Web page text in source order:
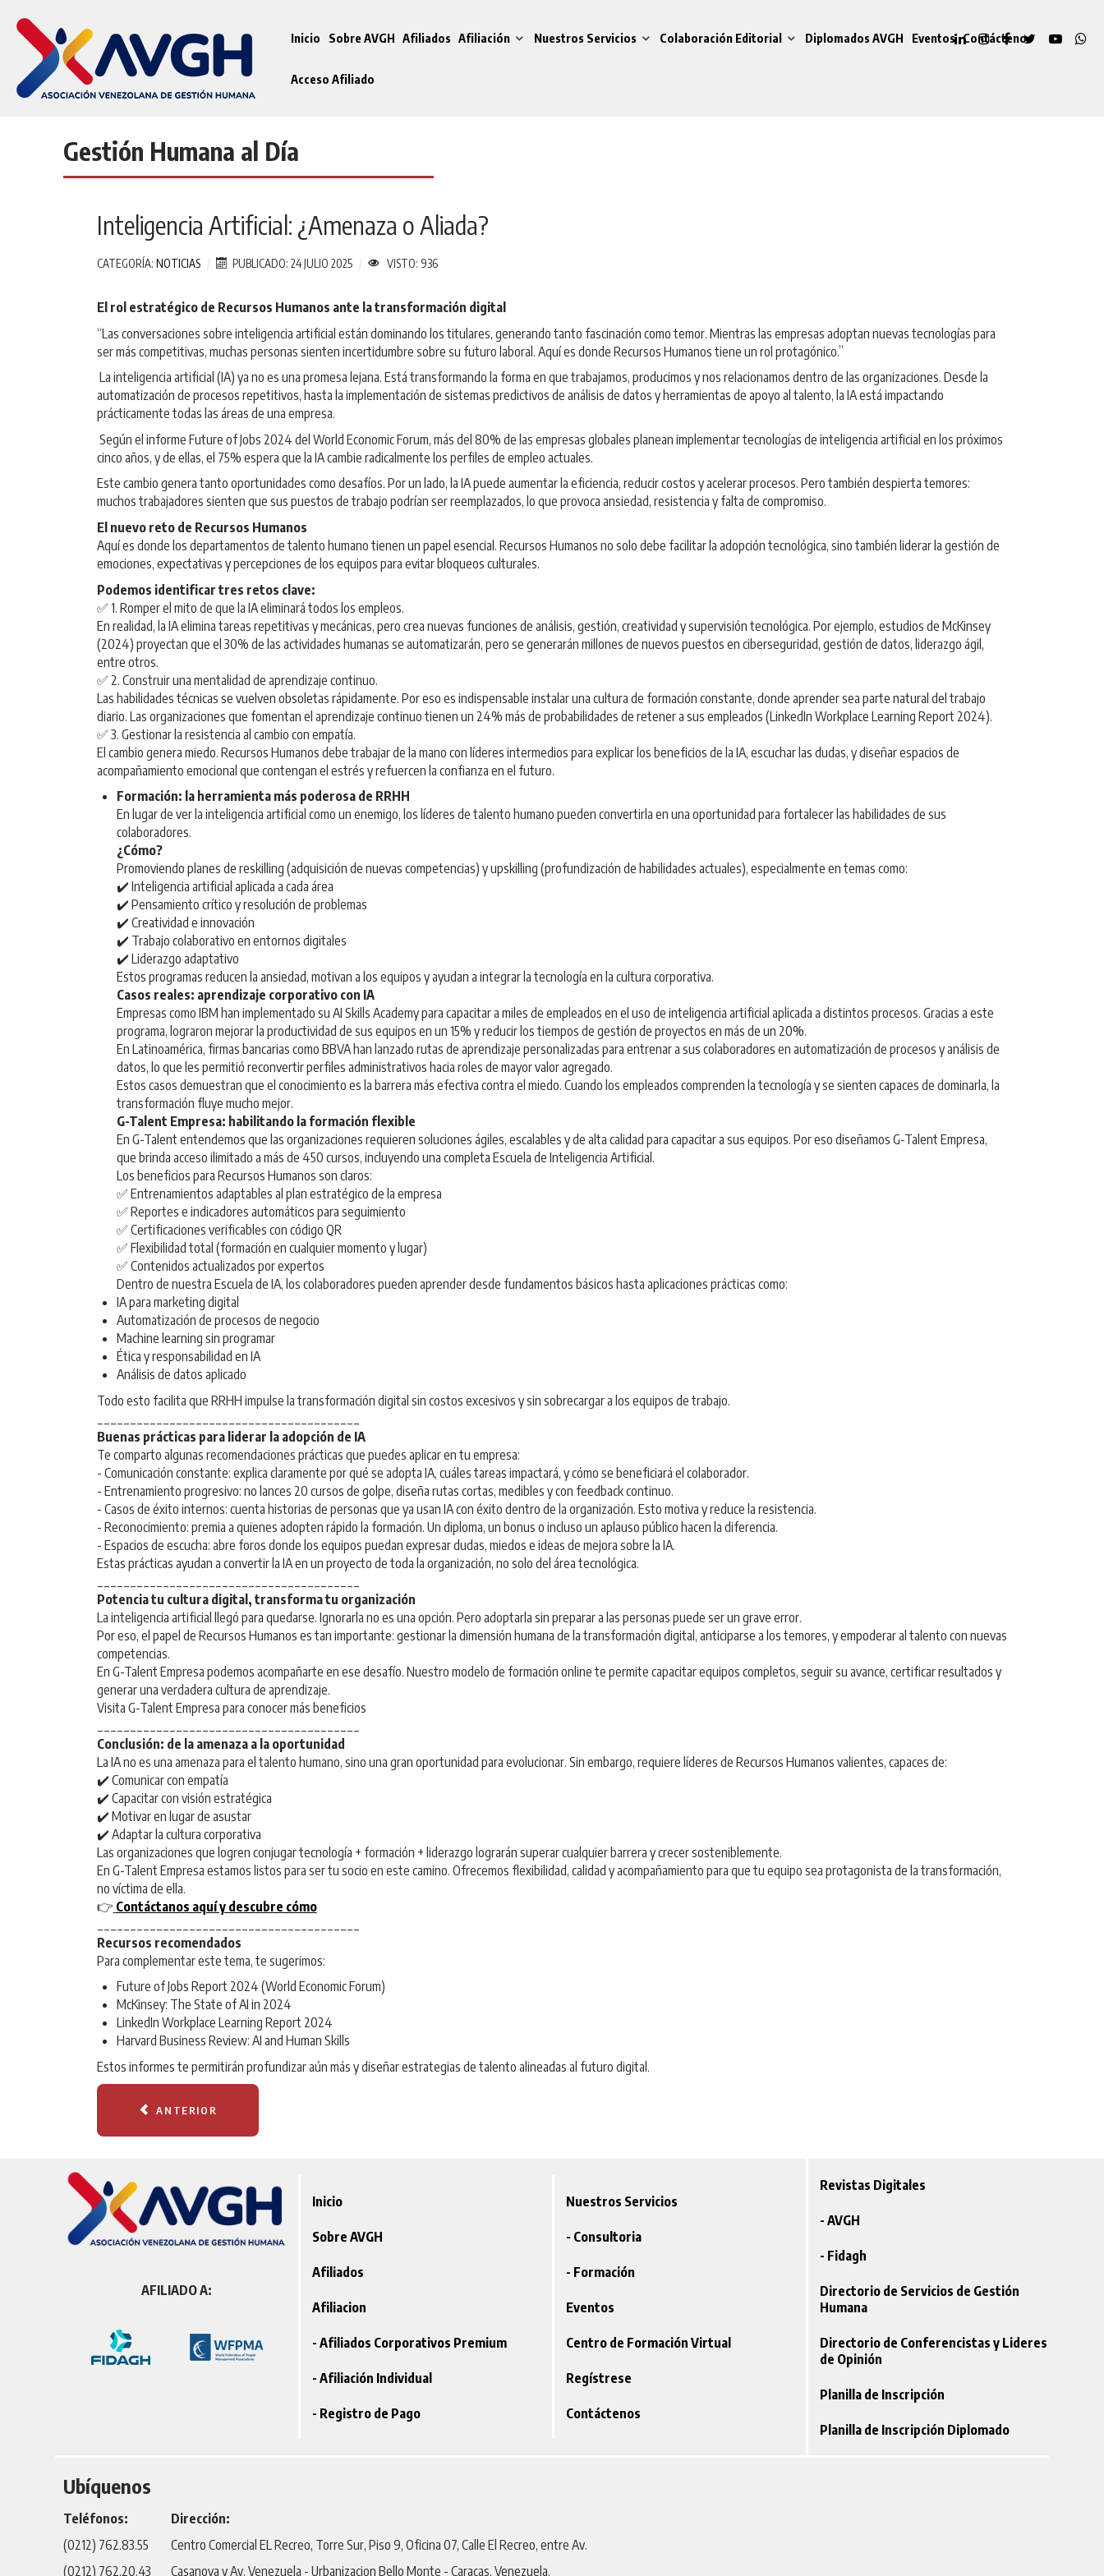
Inicio Sobre AVGH Afiliados Afiliación Nuestros Servicios Colaboración Editorial Diplomados AVGH Eventos Contáctenos
Acceso Afiliado
Gestión Humana al Día
Inteligencia Artificial: ¿Amenaza o Aliada?
CATEGORÍA: NOTICIAS PUBLICADO: 24 JULIO 2025 VISTO: 936
El rol estratégico de Recursos Humanos ante la transformación digital
“Las conversaciones sobre inteligencia artificial están dominando los titulares, generando tanto fascinación como temor. Mientras las empresas adoptan nuevas tecnologías para
ser más competitivas, muchas personas sienten incertidumbre sobre su futuro laboral. Aquí es donde Recursos Humanos tiene un rol protagónico.”
La inteligencia artificial (IA) ya no es una promesa lejana. Está transformando la forma en que trabajamos, producimos y nos relacionamos dentro de las organizaciones. Desde la
automatización de procesos repetitivos, hasta la implementación de sistemas predictivos de análisis de datos y herramientas de apoyo al talento, la IA está impactando
prácticamente todas las áreas de una empresa.
Según el informe Future of Jobs 2024 del World Economic Forum, más del 80% de las empresas globales planean implementar tecnologías de inteligencia artificial en los próximos
cinco años, y de ellas, el 75% espera que la IA cambie radicalmente los perfiles de empleo actuales.
Este cambio genera tanto oportunidades como desafíos. Por un lado, la IA puede aumentar la eficiencia, reducir costos y acelerar procesos. Pero también despierta temores:
muchos trabajadores sienten que sus puestos de trabajo podrían ser reemplazados, lo que provoca ansiedad, resistencia y falta de compromiso.
El nuevo reto de Recursos Humanos
Aquí es donde los departamentos de talento humano tienen un papel esencial. Recursos Humanos no solo debe facilitar la adopción tecnológica, sino también liderar la gestión de
emociones, expectativas y percepciones de los equipos para evitar bloqueos culturales.
Podemos identificar tres retos clave:
✅ 1. Romper el mito de que la IA eliminará todos los empleos.
En realidad, la IA elimina tareas repetitivas y mecánicas, pero crea nuevas funciones de análisis, gestión, creatividad y supervisión tecnológica. Por ejemplo, estudios de McKinsey
(2024) proyectan que el 30% de las actividades humanas se automatizarán, pero se generarán millones de nuevos puestos en ciberseguridad, gestión de datos, liderazgo ágil,
entre otros.
✅ 2. Construir una mentalidad de aprendizaje continuo.
Las habilidades técnicas se vuelven obsoletas rápidamente. Por eso es indispensable instalar una cultura de formación constante, donde aprender sea parte natural del trabajo
diario. Las organizaciones que fomentan el aprendizaje continuo tienen un 24% más de probabilidades de retener a sus empleados (LinkedIn Workplace Learning Report 2024).
✅ 3. Gestionar la resistencia al cambio con empatía.
El cambio genera miedo. Recursos Humanos debe trabajar de la mano con líderes intermedios para explicar los beneficios de la IA, escuchar las dudas, y diseñar espacios de
acompañamiento emocional que contengan el estrés y refuercen la confianza en el futuro.
Formación: la herramienta más poderosa de RRHH
En lugar de ver la inteligencia artificial como un enemigo, los líderes de talento humano pueden convertirla en una oportunidad para fortalecer las habilidades de sus
colaboradores.
¿Cómo?
Promoviendo planes de reskilling (adquisición de nuevas competencias) y upskilling (profundización de habilidades actuales), especialmente en temas como:
✔️ Inteligencia artificial aplicada a cada área
✔️ Pensamiento crítico y resolución de problemas
✔️ Creatividad e innovación
✔️ Trabajo colaborativo en entornos digitales
✔️ Liderazgo adaptativo
Estos programas reducen la ansiedad, motivan a los equipos y ayudan a integrar la tecnología en la cultura corporativa.
Casos reales: aprendizaje corporativo con IA
Empresas como IBM han implementado su AI Skills Academy para capacitar a miles de empleados en el uso de inteligencia artificial aplicada a distintos procesos. Gracias a este
programa, lograron mejorar la productividad de sus equipos en un 15% y reducir los tiempos de gestión de proyectos en más de un 20%.
En Latinoamérica, firmas bancarias como BBVA han lanzado rutas de aprendizaje personalizadas para entrenar a sus colaboradores en automatización de procesos y análisis de
datos, lo que les permitió reconvertir perfiles administrativos hacia roles de mayor valor agregado.
Estos casos demuestran que el conocimiento es la barrera más efectiva contra el miedo. Cuando los empleados comprenden la tecnología y se sienten capaces de dominarla, la
transformación fluye mucho mejor.
G-Talent Empresa: habilitando la formación flexible
En G-Talent entendemos que las organizaciones requieren soluciones ágiles, escalables y de alta calidad para capacitar a sus equipos. Por eso diseñamos G-Talent Empresa,
que brinda acceso ilimitado a más de 450 cursos, incluyendo una completa Escuela de Inteligencia Artificial.
Los beneficios para Recursos Humanos son claros:
✅ Entrenamientos adaptables al plan estratégico de la empresa
✅ Reportes e indicadores automáticos para seguimiento
✅ Certificaciones verificables con código QR
✅ Flexibilidad total (formación en cualquier momento y lugar)
✅ Contenidos actualizados por expertos
Dentro de nuestra Escuela de IA, los colaboradores pueden aprender desde fundamentos básicos hasta aplicaciones prácticas como:
IA para marketing digital
Automatización de procesos de negocio
Machine learning sin programar
Ética y responsabilidad en IA
Análisis de datos aplicado
Todo esto facilita que RRHH impulse la transformación digital sin costos excesivos y sin sobrecargar a los equipos de trabajo.
Buenas prácticas para liderar la adopción de IA
Te comparto algunas recomendaciones prácticas que puedes aplicar en tu empresa:
- Comunicación constante: explica claramente por qué se adopta IA, cuáles tareas impactará, y cómo se beneficiará el colaborador.
- Entrenamiento progresivo: no lances 20 cursos de golpe, diseña rutas cortas, medibles y con feedback continuo.
- Casos de éxito internos: cuenta historias de personas que ya usan IA con éxito dentro de la organización. Esto motiva y reduce la resistencia.
- Reconocimiento: premia a quienes adopten rápido la formación. Un diploma, un bonus o incluso un aplauso público hacen la diferencia.
- Espacios de escucha: abre foros donde los equipos puedan expresar dudas, miedos e ideas de mejora sobre la IA.
Estas prácticas ayudan a convertir la IA en un proyecto de toda la organización, no solo del área tecnológica.
Potencia tu cultura digital, transforma tu organización
La inteligencia artificial llegó para quedarse. Ignorarla no es una opción. Pero adoptarla sin preparar a las personas puede ser un grave error.
Por eso, el papel de Recursos Humanos es tan importante: gestionar la dimensión humana de la transformación digital, anticiparse a los temores, y empoderar al talento con nuevas
competencias.
En G-Talent Empresa podemos acompañarte en ese desafío. Nuestro modelo de formación online te permite capacitar equipos completos, seguir su avance, certificar resultados y
generar una verdadera cultura de aprendizaje.
Visita G-Talent Empresa para conocer más beneficios
Conclusión: de la amenaza a la oportunidad
La IA no es una amenaza para el talento humano, sino una gran oportunidad para evolucionar. Sin embargo, requiere líderes de Recursos Humanos valientes, capaces de:
✔️ Comunicar con empatía
✔️ Capacitar con visión estratégica
✔️ Motivar en lugar de asustar
✔️ Adaptar la cultura corporativa
Las organizaciones que logren conjugar tecnología + formación + liderazgo lograrán superar cualquier barrera y crecer sosteniblemente.
En G-Talent Empresa estamos listos para ser tu socio en este camino. Ofrecemos flexibilidad, calidad y acompañamiento para que tu equipo sea protagonista de la transformación,
no víctima de ella.
👉 Contáctanos aquí y descubre cómo
Recursos recomendados
Para complementar este tema, te sugerimos:
Future of Jobs Report 2024 (World Economic Forum)
McKinsey: The State of AI in 2024
LinkedIn Workplace Learning Report 2024
Harvard Business Review: AI and Human Skills
Estos informes te permitirán profundizar aún más y diseñar estrategias de talento alineadas al futuro digital.
ANTERIOR
AFILIADO A:
Inicio
Sobre AVGH
Afiliados
Afiliacion
- Afiliados Corporativos Premium
- Afiliación Individual
- Registro de Pago
Nuestros Servicios
- Consultoria
- Formación
Eventos
Centro de Formación Virtual
Regístrese
Contáctenos
Revistas Digitales
- AVGH
- Fidagh
Directorio de Servicios de Gestión
Humana
Directorio de Conferencistas y Lideres
de Opinión
Planilla de Inscripción
Planilla de Inscripción Diplomado
Ubíquenos
Teléfonos:
(0212) 762.83.55
(0212) 762.20.43
Dirección:
Centro Comercial EL Recreo, Torre Sur, Piso 9, Oficina 07, Calle El Recreo, entre Av.
Casanova y Av. Venezuela - Urbanizacion Bello Monte - Caracas, Venezuela.